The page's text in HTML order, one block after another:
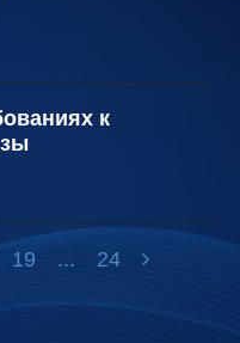
к
19 ... 24